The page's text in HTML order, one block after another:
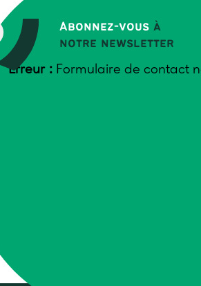
Abonnez-vous à
notre newsletter
Erreur : Formulaire de contact